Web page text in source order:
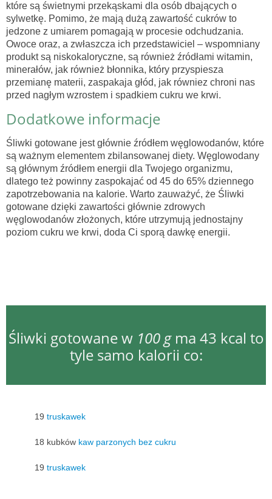
które są świetnymi przekąskami dla osób dbających o
sylwetkę. Pomimo, że mają dużą zawartość cukrów to
jedzone z umiarem pomagają w procesie odchudzania.
Owoce oraz, a zwłaszcza ich przedstawiciel – wspomniany
produkt są niskokaloryczne, są również źródłami witamin,
minerałów, jak również błonnika, który przyspiesza
przemianę materii, zaspakaja głód, jak równiez chroni nas
przed nagłym wzrostem i spadkiem cukru we krwi.
Dodatkowe informacje
Śliwki gotowane jest głównie źródłem węglowodanów, które
są ważnym elementem zbilansowanej diety. Węglowodany
są głównym źródłem energii dla Twojego organizmu,
dlatego też powinny zaspokajać od 45 do 65% dziennego
zapotrzebowania na kalorie. Warto zauważyć, że Śliwki
gotowane dzięki zawartości głównie zdrowych
węglowodanów złożonych, które utrzymują jednostajny
poziom cukru we krwi, doda Ci sporą dawkę energii.
Śliwki gotowane w 100 gma 43 kcal to
tyle samo kalorii co:
19 truskawek
18 kubków kaw parzonych bez cukru
19 truskawek